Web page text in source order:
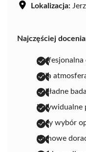
Lokalizacja:
Najczęściej
profesjonalna
miła
dokładne
indywidualne
duży wybór
fachowe